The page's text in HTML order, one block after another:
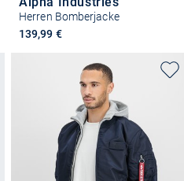
Herren Bomberjacke
139,99 €